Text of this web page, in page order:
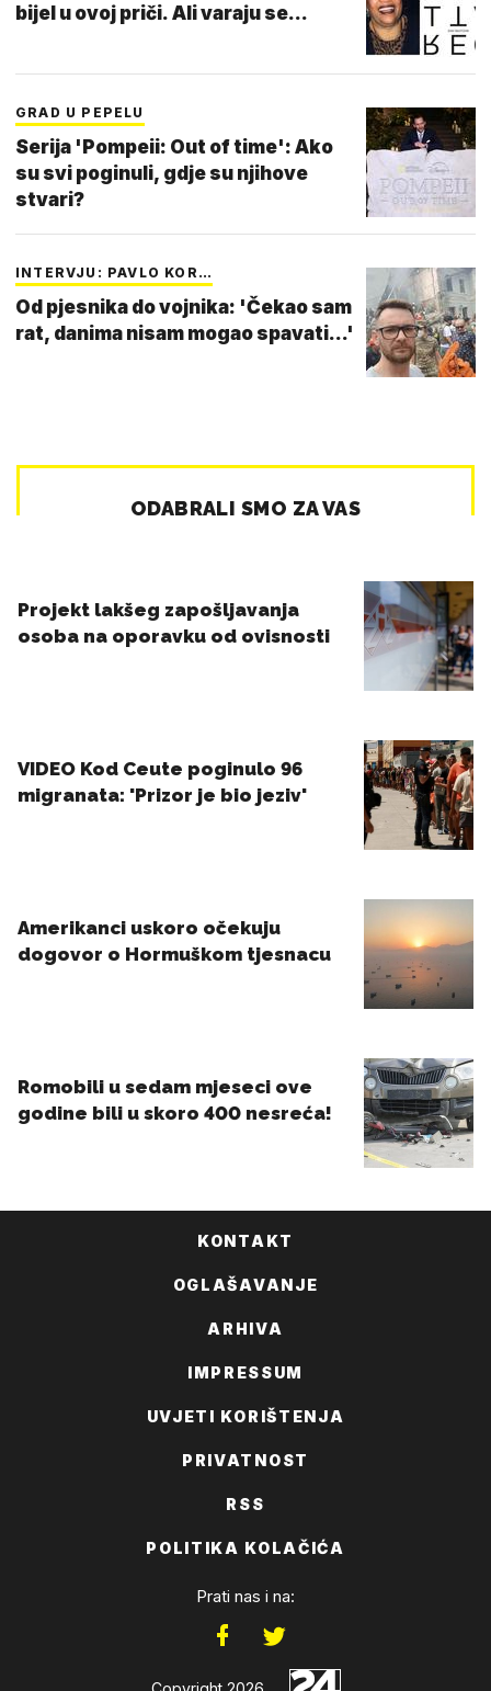
bijel u ovoj priči. Ali varaju se...
GRAD U PEPELU
Serija 'Pompeii: Out of time': Ako
su svi poginuli, gdje su njihove
stvari?
INTERVJU: PAVLO KOR…
Od pjesnika do vojnika: 'Čekao sam
rat, danima nisam mogao spavati...'
KONTAKT
OGLAŠAVANJE
ARHIVA
IMPRESSUM
UVJETI KORIŠTENJA
PRIVATNOST
RSS
POLITIKA KOLAČIĆA
Prati nas i na: